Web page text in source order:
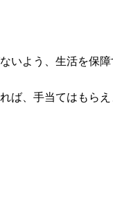
いよう、生活を保障
ば、手当てはもらえ